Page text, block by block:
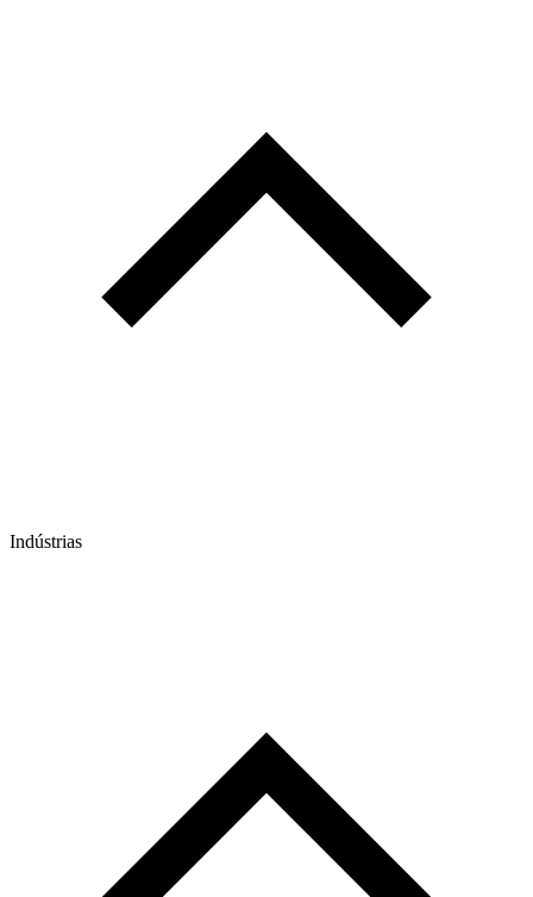
Indústrias